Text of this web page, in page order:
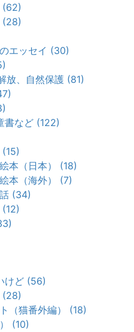
(62)
(28)
エッセイ (30)
放、自然保護 (81)
書など (122)
本（日本） (18)
本（海外） (7)
(34)
けど (56)
(28)
（猫番外編） (18)
(10)